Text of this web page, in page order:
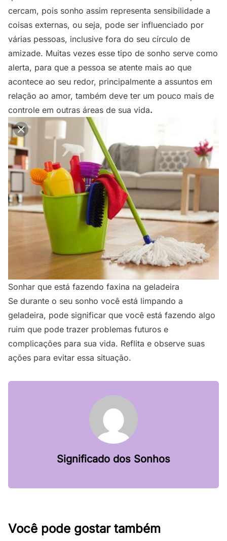
cercam, pois sonho assim representa sensibilidade a
coisas externas, ou seja, pode ser influenciado por
várias pessoas, inclusive fora do seu círculo de
amizade. Muitas vezes esse tipo de sonho serve como
alerta, para que a pessoa se atente mais ao que
acontece ao seu redor, principalmente a assuntos em
relação ao amor, também deve ter um pouco mais de
controle em outras áreas de sua vida.
Sonhar que está fazendo faxina na geladeira
Se durante o seu sonho você está limpando a
geladeira, pode significar que você está fazendo algo
ruim que pode trazer problemas futuros e
complicações para sua vida. Reflita e observe suas
ações para evitar essa situação.
Significado dos Sonhos
Você pode gostar também